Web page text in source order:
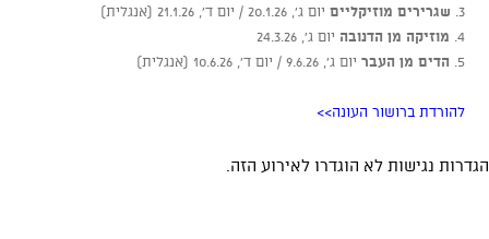
3. שגרירים מוזיקליים יום ג', 20.1.26 / יום ד', 21.1.26 (אנגלית)
4. מוזיקה מן הדנובה יום ג', 24.3.26
5. הדים מן העבר יום ג', 9.6.26 / יום ד', 10.6.26 (אנגלית)
להורדת ברושור העונה>>
הגדרות נגישות לא הוגדרו לאירוע הזה.